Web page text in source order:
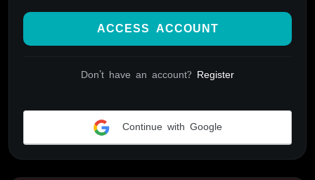
ACCESS ACCOUNT
Don't have an account? Register
Continue with Google